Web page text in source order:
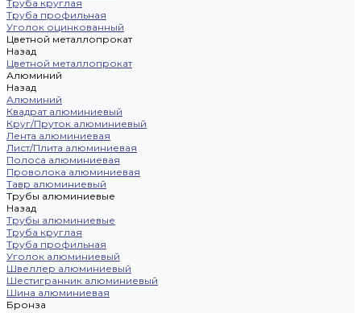
Труба круглая
Труба профильная
Уголок оцинкованный
Цветной металлопрокат
Назад
Цветной металлопрокат
Алюминий
Назад
Алюминий
Квадрат алюминиевый
Круг/Пруток алюминиевый
Лента алюминиевая
Лист/Плита алюминиевая
Полоса алюминиевая
Проволока алюминиевая
Тавр алюминиевый
Трубы алюминиевые
Назад
Трубы алюминиевые
Труба круглая
Труба профильная
Уголок алюминиевый
Швеллер алюминиевый
Шестигранник алюминиевый
Шина алюминиевая
Бронза